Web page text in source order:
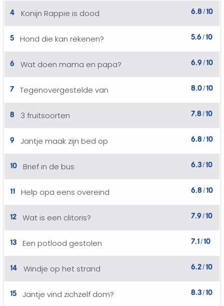
4 Konijn Rappie is dood 6.8 /10
5 Hond die kan rekenen? 5.6 /10
6 Wat doen mama en papa? 6.9 /10
7 Tegenovergestelde van 8.0/10
8 3 fruitsoorten 7.8 /10
9 Jantje maak zijn bed op 6.8/10
10 Brief in de bus 6.3/10
11 Help opa eens overeind 6.8/10
12 Wat is een clitoris? 7.9 /10
13 Een potlood gestolen 7.1/10
14 Windje op het strand 6.2/10
15 Jantje vind zichzelf dom? 8.3/10